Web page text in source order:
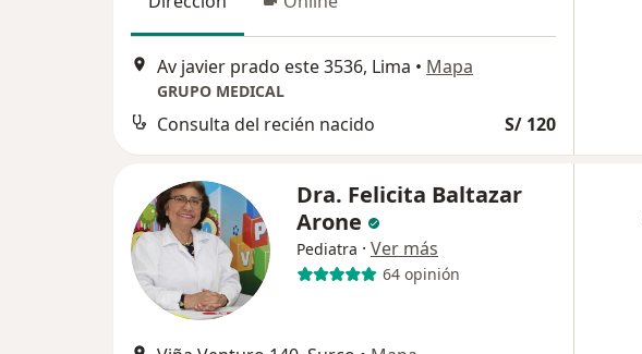
Av javier prado este 3536, Lima • Mapa
GRUPO MEDICAL
Consulta del recién nacido S/ 120
Dra. Felicita Baltazar
Arone
Pediatra · Ver más
64 opinión